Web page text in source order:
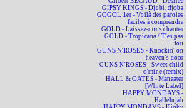
GIPSY KINGS - Djobi, djoba
GOGOL 1er - Voilà des paroles
faciles à comprendre
GOLD - Laissez-nous chanter
GOLD - Tropicana / T'es pas
fou
GUNS N'ROSES - Knockin' on
heaven's door
GUNS N'ROSES - Sweet child
o'mine (remix)
HALL & OATES - Maneater
[White Label]
HAPPY MONDAYS -
Hallelujah